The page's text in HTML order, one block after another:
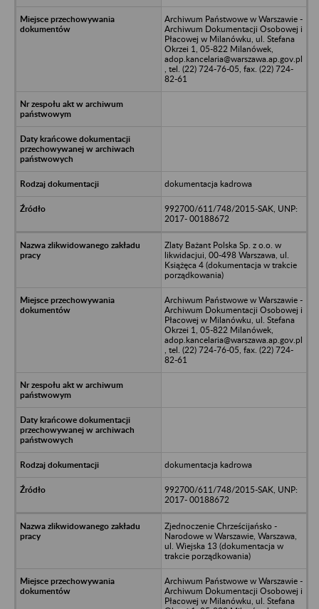
Archiwum Państwowe w Warszawie -
Archiwum Dokumentacji Osobowej i
Płacowej w Milanówku, ul. Stefana
Okrzei 1, 05-822 Milanówek,
adop.kancelaria@warszawa.ap.gov.pl
, tel. (22) 724-76-05, fax. (22) 724-
82-61
dokumentacja kadrowa
992700/611/748/2015-SAK, UNP:
2017- 00188672
Zlaty Bażant Polska Sp. z o.o. w
likwidacjui, 00-498 Warszawa, ul.
Książęca 4 (dokumentacja w trakcie
porządkowania)
Archiwum Państwowe w Warszawie -
Archiwum Dokumentacji Osobowej i
Płacowej w Milanówku, ul. Stefana
Okrzei 1, 05-822 Milanówek,
adop.kancelaria@warszawa.ap.gov.pl
, tel. (22) 724-76-05, fax. (22) 724-
82-61
dokumentacja kadrowa
992700/611/748/2015-SAK, UNP:
2017- 00188672
Zjednoczenie Chrześcijańsko -
Narodowe w Warszawie, Warszawa,
ul. Wiejska 13 (dokumentacja w
trakcie porządkowania)
Archiwum Państwowe w Warszawie -
Archiwum Dokumentacji Osobowej i
Płacowej w Milanówku, ul. Stefana